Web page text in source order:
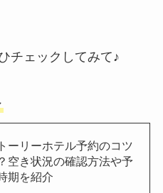
チェックしてみて♪
ーリーホテル予約のコツ
空き状況の確認方法や予
期を紹介